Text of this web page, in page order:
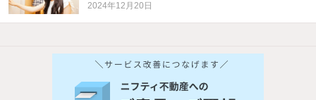
2024年12月20日
バス・トイレ別 2階以上